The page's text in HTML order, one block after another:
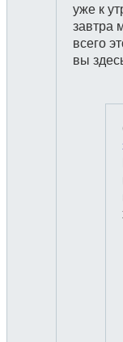
уже к
завтра
всего
вы